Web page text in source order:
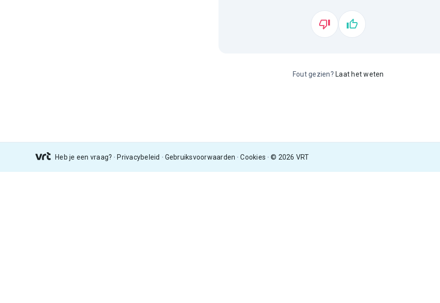
Fout gezien? Laat het weten
Heb je een vraag? Privacybeleid Gebruiksvoorwaarden Cookies © 2026 VRT